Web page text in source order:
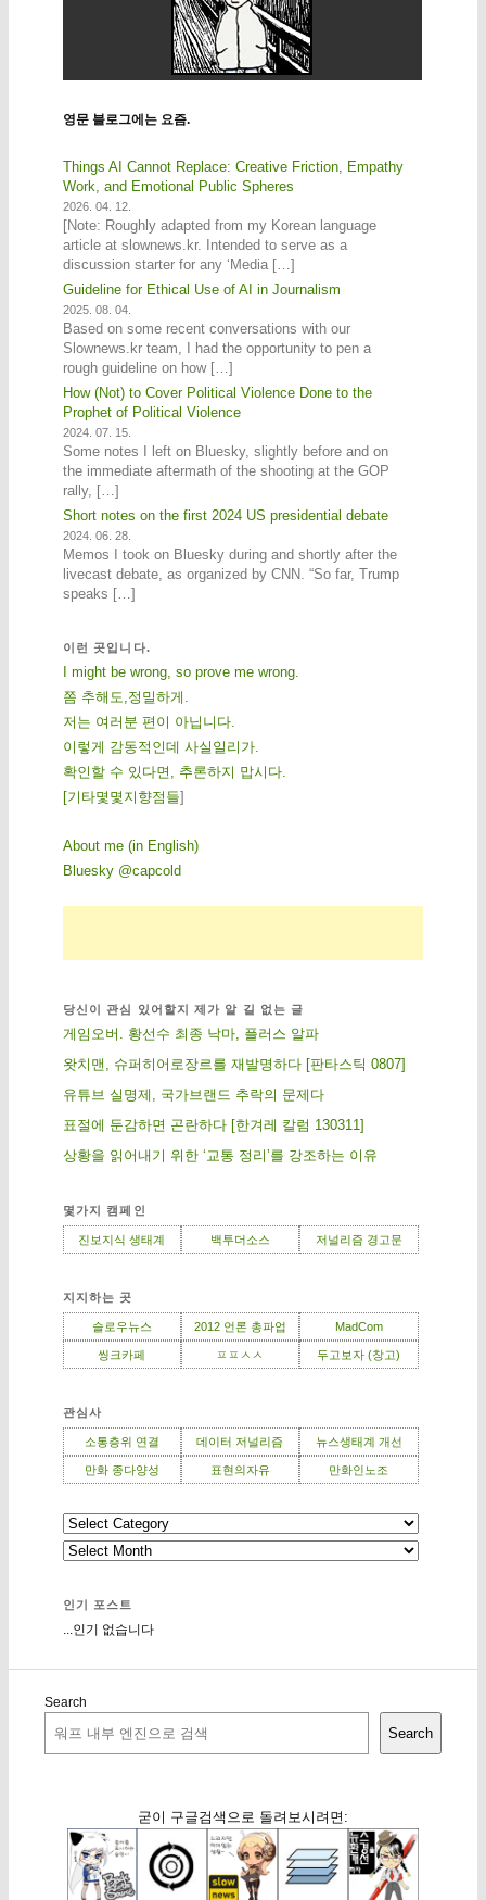
영문 블로그에는 요즘.
Things AI Cannot Replace: Creative Friction, Empathy
Work, and Emotional Public Spheres
2026. 04. 12.
[Note: Roughly adapted from my Korean language
article at slownews.kr. Intended to serve as a
discussion starter for any ‘Media […]
Guideline for Ethical Use of AI in Journalism
2025. 08. 04.
Based on some recent conversations with our
Slownews.kr team, I had the opportunity to pen a
rough guideline on how […]
How (Not) to Cover Political Violence Done to the
Prophet of Political Violence
2024. 07. 15.
Some notes I left on Bluesky, slightly before and on
the immediate aftermath of the shooting at the GOP
rally, […]
Short notes on the first 2024 US presidential debate
2024. 06. 28.
Memos I took on Bluesky during and shortly after the
livecast debate, as organized by CNN. “So far, Trump
speaks […]
이런 곳입니다.
I might be wrong, so prove me wrong.
쫌 추해도,정밀하게.
저는 여러분 편이 아닙니다.
이렇게 감동적인데 사실일리가.
확인할 수 있다면, 추론하지 맙시다.
[기 타몇 몇 지 향점 들]
About me (in English)
Bluesky @capcold
당신이 관심 있어할지 제가 알 길 없는 글
게임오버. 황선수 최종 낙마, 플러스 알파
왓치맨, 슈퍼히어로장르를 재발명하다 [판타스틱 0807]
유튜브 실명제, 국가브랜드 추락의 문제다
표절에 둔감하면 곤란하다 [한겨레 칼럼 130311]
상황을 읽어내기 위한 ‘교통 정리’를 강조하는 이유
몇가지 캠페인
진보지식 생태계 백투더소스 저널리즘 경고문
지지하는 곳
슬로우뉴스 2012 언론 총파업 MadCom
씽크카페 ㅍㅍㅅㅅ 두고보자 (창고)
관심사
소통층위 연결 데이터 저널리즘 뉴스생태계 개선
만화 종다양성 표현의자유 만화인노조
인기 포스트
...인기 없습니다
Search
Search
굳이 구글검색으로 돌려보시려면: